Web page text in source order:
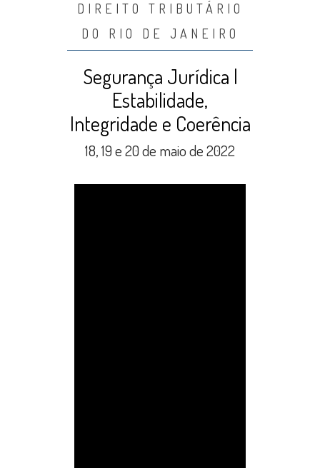
DIREITO TRIBUTÁRIO
DO RIO DE JANEIRO
Segurança Jurídica |
Estabilidade,
Integridade e Coerência
18, 19 e 20 de maio de 2022